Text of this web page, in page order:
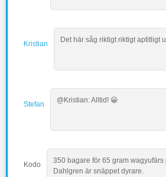
Kristian Det här såg riktigt riktigt aptitligt
Stefan @Kristian: Alltid! 😀
Kodo
350 bagare för 65 gram
Dahlgren är snäppet dyrare.